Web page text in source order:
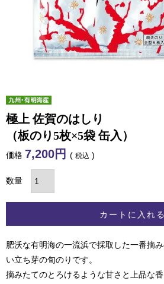
極上 佐賀のはしり
（板のり5枚×5袋 缶入）
価格 7,200 税込
カートに入れる
肥沃な有明海の一流浜で採取した一番摘
い立ち芽の旬のりです。
摘みたてのとろけるような甘さと上品な